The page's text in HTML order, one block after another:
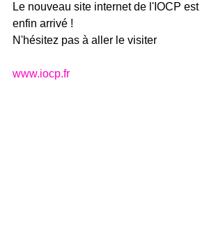
Le nouveau site internet de l'IOCP est
enfin arrivé !
N'hésitez pas à aller le visiter
www.iocp.fr